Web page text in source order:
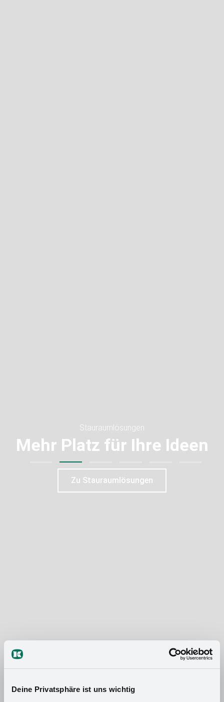
Deine Privatsphäre ist uns wichtig
Stauraumlösungen
Mehr Platz für Ihre Ideen
Zu Stauraumlösungen
Stauraumlösungen
Ladenbaurockenhausen
Ergonomie